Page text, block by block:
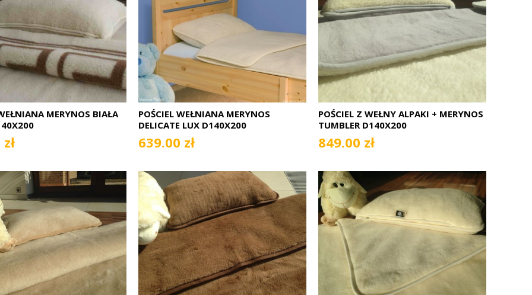
MERYNOS BIAŁA
POŚCIEL WEŁNIANA MERYNOS
DELICATE LUX D140X200
639.00 zł
POŚCIEL Z WEŁNY ALPAKI + MERYNOS
TUMBLER D140X200
849.00 zł